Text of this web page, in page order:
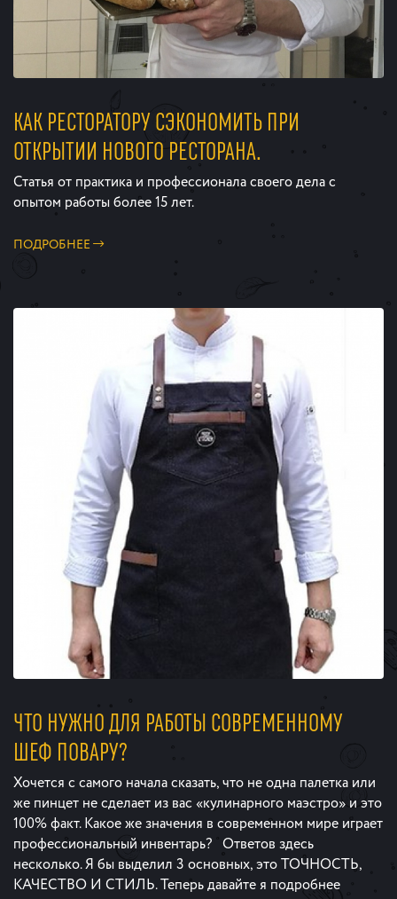
КАК РЕСТОРАТОРУ СЭКОНОМИТЬ ПРИ
ОТКРЫТИИ НОВОГО РЕСТОРАНА.
Статья от практика и профессионала своего дела с
опытом работы более 15 лет.
ПОДРОБНЕЕ
ЧТО НУЖНО ДЛЯ РАБОТЫ СОВРЕМЕННОМУ
ШЕФ ПОВАРУ?
Хочется с самого начала сказать, что не одна палетка или
же пинцет не сделает из вас «кулинарного маэстро» и это
100% факт. Какое же значения в современном мире играет
профессиональный инвентарь? Ответов здесь
несколько. Я бы выделил 3 основных, это ТОЧНОСТЬ,
КАЧЕСТВО И СТИЛЬ. Теперь давайте я подробнее